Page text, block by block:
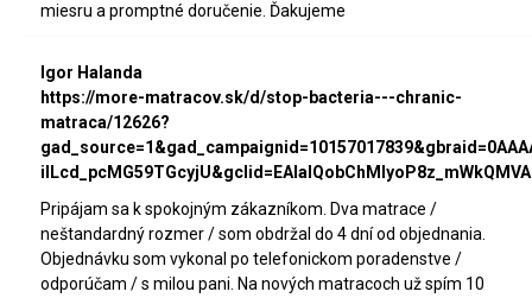
miesru a promptné doručenie. Ďakujeme
Igor Halanda
https://more-matracov.sk/d/stop-bacteria---chranic-
matraca/12626?
Pripájam sa k spokojným zákazníkom. Dva matrace /
neštandardný rozmer / som obdržal do 4 dní od objednania.
Objednávku som vykonal po telefonickom poradenstve /
odporúčam / s milou pani. Na nových matracoch už spím 10